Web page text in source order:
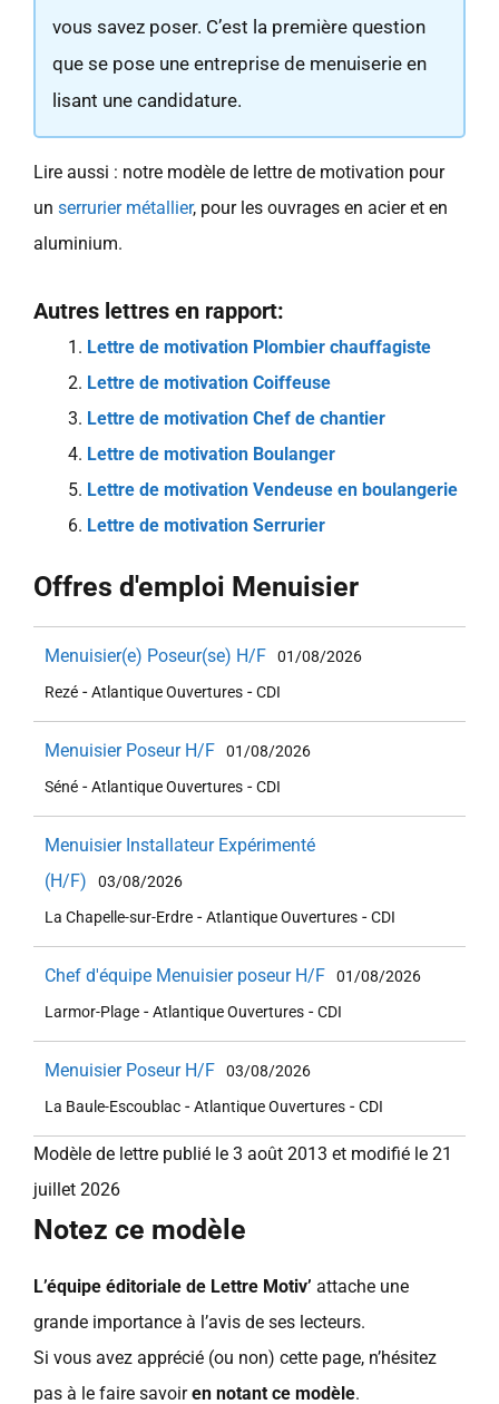
vous savez poser. C’est la première question
que se pose une entreprise de menuiserie en
lisant une candidature.
Lire aussi : notre modèle de lettre de motivation pour
un serrurier métallier, pour les ouvrages en acier et en
aluminium.
Autres lettres en rapport:
Lettre de motivation Plombier chauffagiste
Lettre de motivation Coiffeuse
Lettre de motivation Chef de chantier
Lettre de motivation Boulanger
Lettre de motivation Vendeuse en boulangerie
Lettre de motivation Serrurier
Offres d'emploi Menuisier
Menuisier(e) Poseur(se) H/F
01/08/2026
Rezé -Atlantique Ouvertures -CDI
Menuisier Poseur H/F
01/08/2026
Séné -Atlantique Ouvertures -CDI
Menuisier Installateur Expérimenté
(H/F)
03/08/2026
La Chapelle-sur-Erdre -Atlantique Ouvertures -CDI
Chef d'équipe Menuisier poseur H/F
01/08/2026
Larmor-Plage -Atlantique Ouvertures -CDI
Menuisier Poseur H/F
03/08/2026
La Baule-Escoublac -Atlantique Ouvertures -CDI
Modèle de lettre publié le 3 août 2013 et modifié le 21
juillet 2026
Notez ce modèle
L’équipe éditoriale de Lettre Motiv’ attache une
grande importance à l’avis de ses lecteurs.
Si vous avez apprécié (ou non) cette page, n’hésitez
pas à le faire savoiren notant ce modèle.